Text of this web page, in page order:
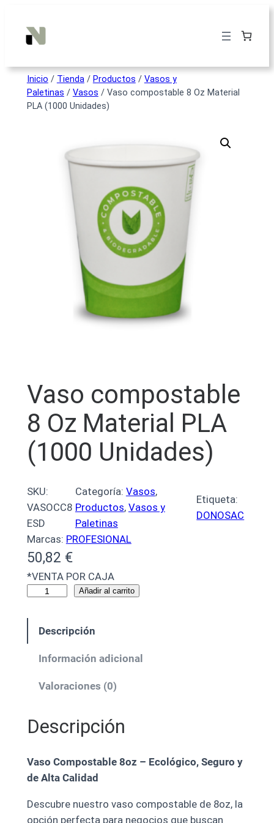
Inicio / Tienda/ Productos / Vasos y
Paletinas / Vasos / Vaso compostable 8 Oz Material
PLA (1000 Unidades)
Vaso compostable
8 Oz Material PLA
(1000 Unidades)
SKU:
VASOCC8
ESD
Categoría: Vasos,
Productos, Vasos y
Paletinas
Etiqueta:
DONOSAC
Marcas: PROFESIONAL
50,82 €
*VENTA POR CAJA
Añadir al carrito
Descripción
Información adicional
Valoraciones (0)
Descripción
Vaso Compostable 8oz – Ecológico, Seguro y
de Alta Calidad
Descubre nuestro vaso compostable de 8oz, la
opción perfecta para negocios que buscan